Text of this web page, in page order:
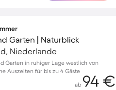
Garten | Naturblick
Niederlande
Garten in ruhiger Lage westlich von
Auszeiten für bis zu 4 Gäste
ab 94 €